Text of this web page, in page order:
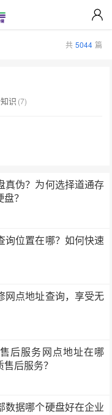
共 5044 篇
识 (7)
真伪？为何选择道通存
？
询位置在哪？如何快速
网点地址查询，享受无
后服务网点地址在哪
后服务？
数据哪个硬盘好在企业